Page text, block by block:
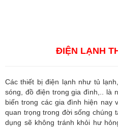
ĐIỆN LẠNH
Các thiết bị điện lạnh như tủ
sóng, đồ điện trong gia đình,.. là
biến trong các gia đình hiện nay
quan trọng trong đời sống chúng
dụng sẽ không tránh khỏi hư